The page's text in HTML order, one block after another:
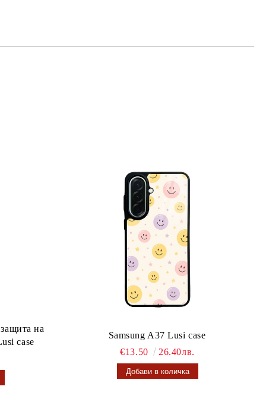
на
case
Samsung A37 Lusi case
€13.50
26.40лв.